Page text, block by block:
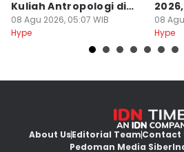
Kuliah Antropologi di
Jogja
08 Agu 2026, 05:07 WIB
Hype
08
Hype
About UsEditorial TeamContact
Pedoman Media Siber